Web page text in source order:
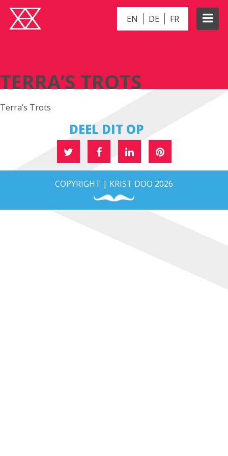
EN DE FR
TERRA’S TROTS
Terra’s Trots
DEEL DIT OP
COPYRIGHT | KRIST DOO 2026